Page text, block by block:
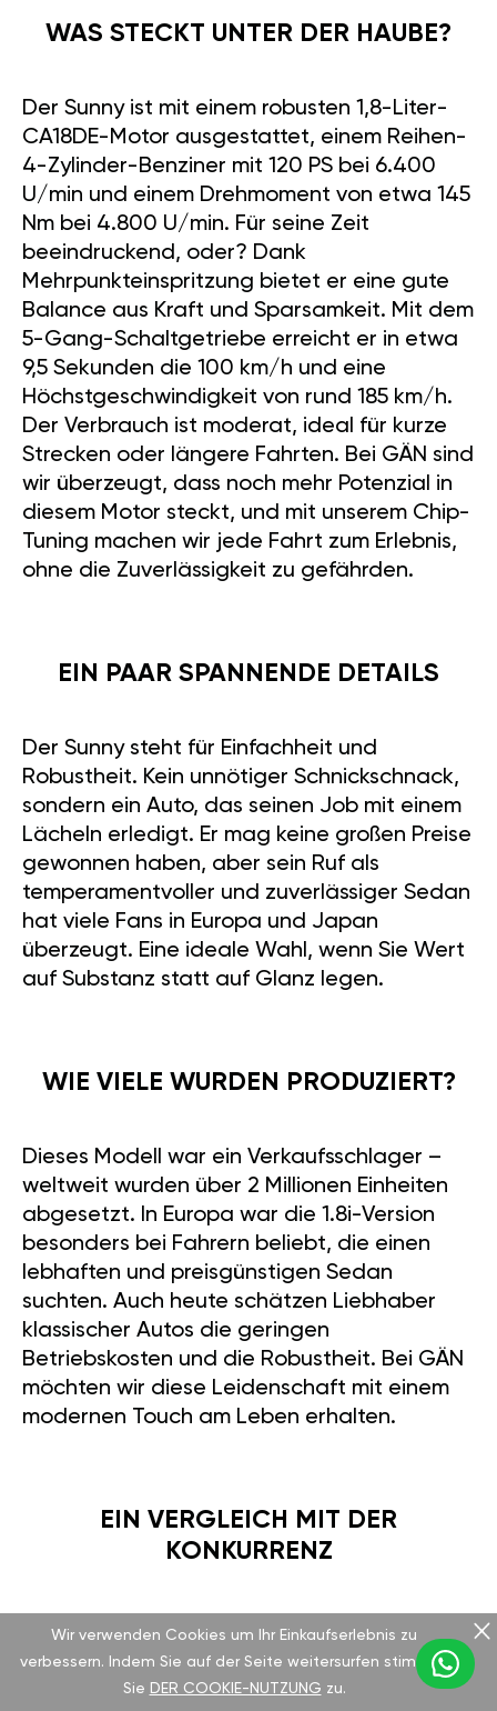
WAS STECKT UNTER DER HAUBE?
Der Sunny ist mit einem robusten 1,8-Liter-
CA18DE-Motor ausgestattet, einem Reihen-
4-Zylinder-Benziner mit 120 PS bei 6.400
U/min und einem Drehmoment von etwa 145
Nm bei 4.800 U/min. Für seine Zeit
beeindruckend, oder? Dank
Mehrpunkteinspritzung bietet er eine gute
Balance aus Kraft und Sparsamkeit. Mit dem
5-Gang-Schaltgetriebe erreicht er in etwa
9,5 Sekunden die 100 km/h und eine
Höchstgeschwindigkeit von rund 185 km/h.
Der Verbrauch ist moderat, ideal für kurze
Strecken oder längere Fahrten. Bei GÄN sind
wir überzeugt, dass noch mehr Potenzial in
diesem Motor steckt, und mit unserem Chip-
Tuning machen wir jede Fahrt zum Erlebnis,
ohne die Zuverlässigkeit zu gefährden.
EIN PAAR SPANNENDE DETAILS
Der Sunny steht für Einfachheit und
Robustheit. Kein unnötiger Schnickschnack,
sondern ein Auto, das seinen Job mit einem
Lächeln erledigt. Er mag keine großen Preise
gewonnen haben, aber sein Ruf als
temperamentvoller und zuverlässiger Sedan
hat viele Fans in Europa und Japan
überzeugt. Eine ideale Wahl, wenn Sie Wert
auf Substanz statt auf Glanz legen.
WIE VIELE WURDEN PRODUZIERT?
Dieses Modell war ein Verkaufsschlager –
weltweit wurden über 2 Millionen Einheiten
abgesetzt. In Europa war die 1.8i-Version
besonders bei Fahrern beliebt, die einen
lebhaften und preisgünstigen Sedan
suchten. Auch heute schätzen Liebhaber
klassischer Autos die geringen
Betriebskosten und die Robustheit. Bei GÄN
möchten wir diese Leidenschaft mit einem
modernen Touch am Leben erhalten.
EIN VERGLEICH MIT DER
KONKURRENZ
Vergleichen wir den Sunny mit dem Toyota
Corolla 1.6 GTi (AE86) aus derselben Ära, der
124 PS bietet. Zugegeben, der Corolla hat
Wir verwenden Cookies um Ihr Einkaufserlebnis zu
verbessern. Indem Sie auf der Seite weitersurfen stimmen
Sie DER COOKIE-NUTZUNG zu.